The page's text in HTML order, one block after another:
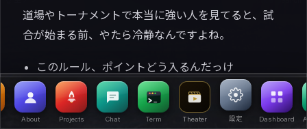
道場やトーナメントで本当に強い人を見てると、試
合が始まる前、やたら冷静なんですよね。
このルール、ポイントどう入るんだっけ
アドバンテージは何で付く?
時間切れになったら誰が勝つ?
About Projects Chat Term Theater 設定 Dashboard